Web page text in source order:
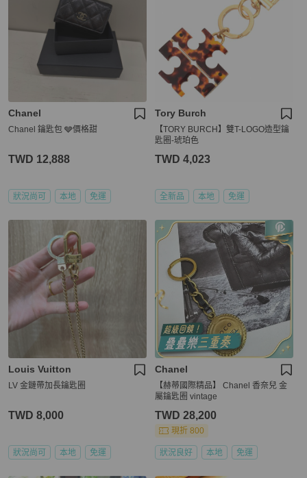
Chanel
Chanel 鑰匙包 🩶價格甜
TWD 12,888
狀況尚可 本地 免運
Tory Burch
【TORY BURCH】雙T-LOGO造型鑰
匙圈-琥珀色
TWD 4,023
全新品 本地 免運
Louis Vuitton
LV 金鏈帶加長鑰匙圈
TWD 8,000
狀況尚可 本地 免運
Chanel
【赫蒂國際精品】 Chanel 香奈兒 金
屬鑰匙圈 vintage
TWD 28,200
現折 800
狀況良好 本地 免運